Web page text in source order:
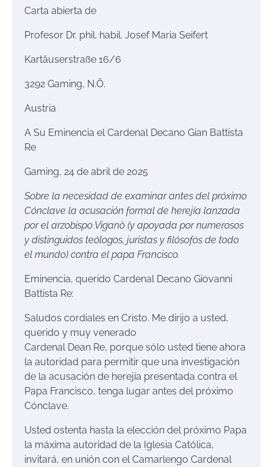
Carta abierta de
Profesor Dr. phil. habil. Josef Maria Seifert
Kartäuserstraße 16/6
3292 Gaming, N.Ö.
Austria
A Su Eminencia el Cardenal Decano Gian Battista
Re
Gaming, 24 de abril de 2025
Sobre la necesidad de examinar antes del próximo
Cónclave la acusación formal de herejía lanzada
por el arzobispo Viganò (y apoyada por numerosos
y distinguidos teólogos, juristas y filósofos de todo
el mundo) contra el papa Francisco.
Eminencia, querido Cardenal Decano Giovanni
Battista Re:
Saludos cordiales en Cristo. Me dirijo a usted,
querido y muy venerado
Cardenal Dean Re, porque sólo usted tiene ahora
la autoridad para permitir que una investigación
de la acusación de herejía presentada contra el
Papa Francisco, tenga lugar antes del próximo
Cónclave.
Usted ostenta hasta la elección del próximo Papa
la máxima autoridad de la Iglesia Católica,
invitará, en unión con el Camarlengo Cardenal